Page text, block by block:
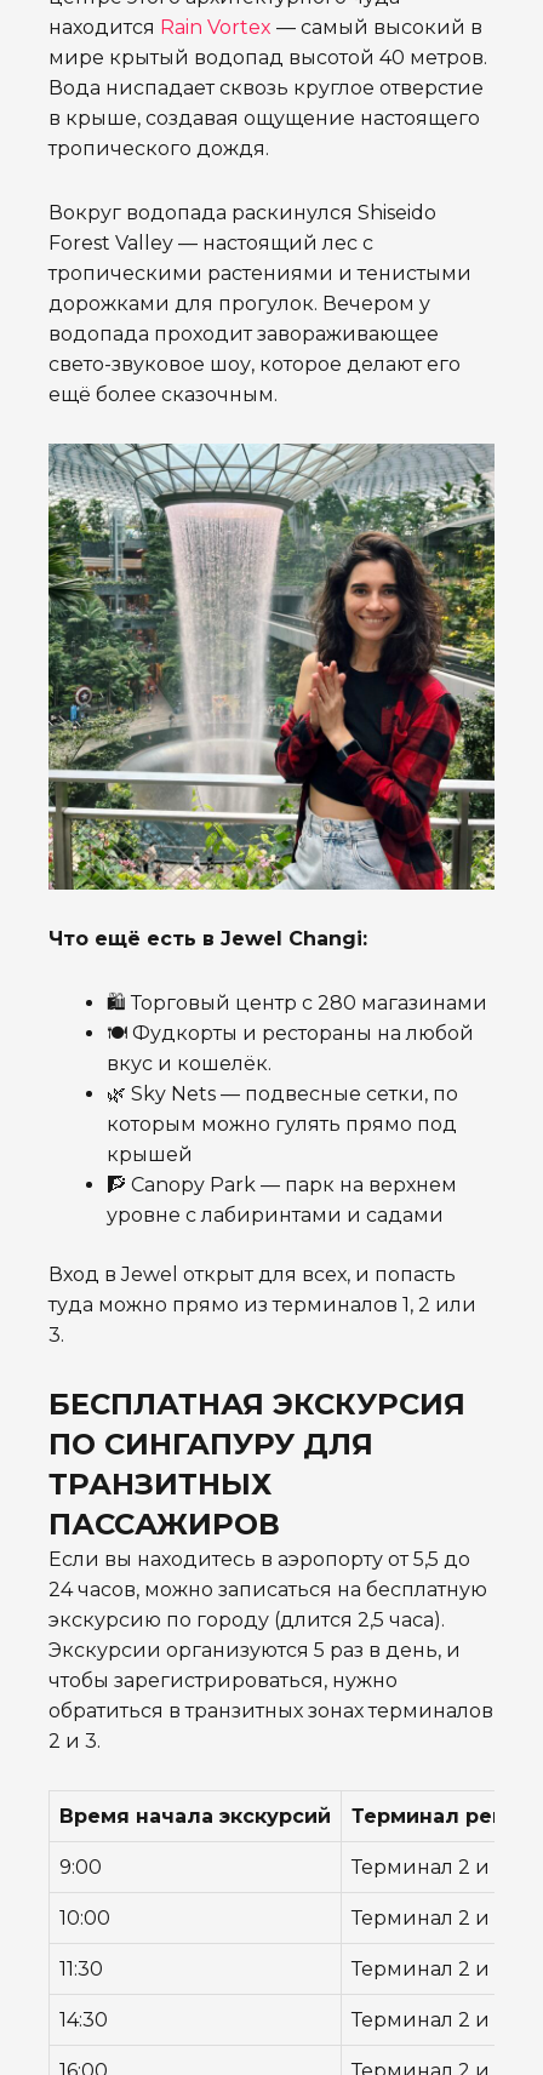
находится Rain Vortex — самый высокий в
мире крытый водопад высотой 40 метров.
Вода ниспадает сквозь круглое отверстие
в крыше, создавая ощущение настоящего
тропического дождя.
Вокруг водопада раскинулся Shiseido
Forest Valley — настоящий лес с
тропическими растениями и тенистыми
дорожками для прогулок. Вечером у
водопада проходит завораживающее
свето-звуковое шоу, которое делают его
ещё более сказочным.
Что ещё есть в Jewel Changi:
🛍️ Торговый центр с 280 магазинами
🍽️ Фудкорты и рестораны на любой
вкус и кошелёк.
🌿 Sky Nets — подвесные сетки, по
которым можно гулять прямо под
крышей
🧗 Canopy Park — парк на верхнем
уровне с лабиринтами и садами
Вход в Jewel открыт для всех, и попасть
туда можно прямо из терминалов 1, 2 или
3.
БЕСПЛАТНАЯ ЭКСКУРСИЯ
ПО СИНГАПУРУ ДЛЯ
ТРАНЗИТНЫХ
ПАССАЖИРОВ
Если вы находитесь в аэропорту от 5,5 до
24 часов, можно записаться на бесплатную
экскурсию по городу (длится 2,5 часа).
Экскурсии организуются 5 раз в день, и
чтобы зарегистрироваться, нужно
обратиться в транзитных зонах терминалов
2 и 3.
Время начала экскурсий Терминал
9:00 Терминал 2 и 3
10:00 Терминал 2 и 3
11:30 Терминал 2 и 3
14:30 Терминал 2 и 3